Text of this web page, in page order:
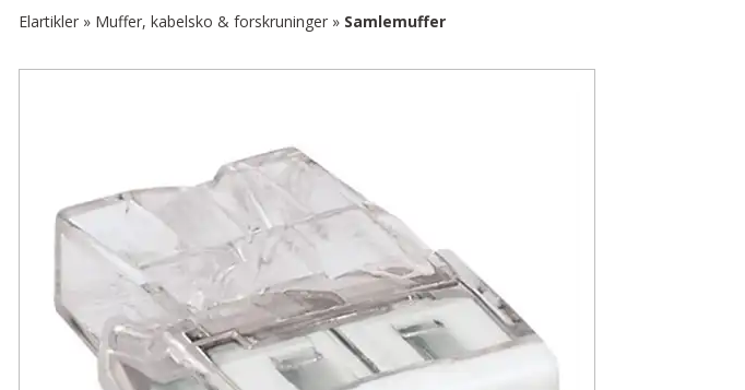
Elartikler » Muffer, kabelsko & forskruninger » Samlemuffer